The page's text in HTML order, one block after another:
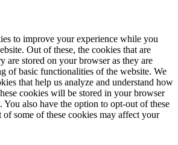
to improve your experience while you
Out of these, the cookies that are
are stored on your browser as they are
of basic functionalities of the website. We
that help us analyze and understand how
cookies will be stored in your browser
also have the option to opt-out of these
some of these cookies may affect your